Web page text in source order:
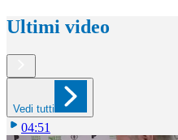
Ultimi video
Vedi tutti
04:51